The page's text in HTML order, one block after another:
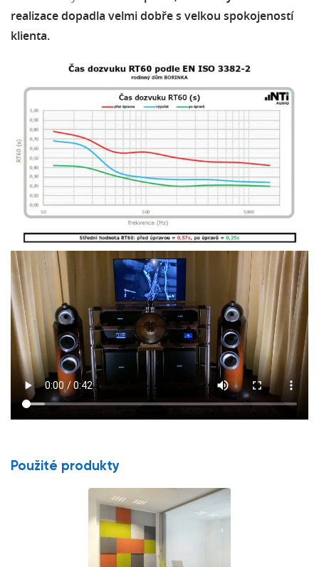
realizace dopadla velmi dobře s velkou spokojeností
klienta.
Použité produkty